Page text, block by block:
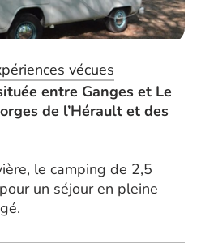
vécues
entre Ganges et Le
de l’Hérault et des
le camping de 2,5
un séjour en pleine